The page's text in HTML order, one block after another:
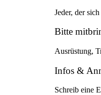
Jeder, der
Bitte
Ausrüstung,
Infos &
Schreib eine